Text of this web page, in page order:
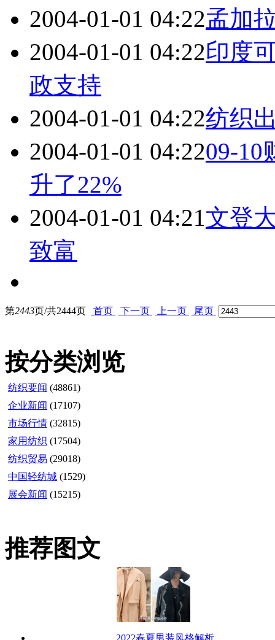
2004-01-01 04:22孟加
2004-01-01 04:22印度
政支持
2004-01-01 04:22纺织
2004-01-01 04:2209-10
升了22%
2004-01-01 04:21文登
致富
第2443页/共2444页 首页 下一页 上一页 尾页
按分类浏览
纺织要闻 (48861)
企业新闻 (17107)
市场行情 (32815)
家用纺织 (17504)
纺织贸易 (29018)
中国轻纺城 (1529)
展会新闻 (15215)
推荐图文